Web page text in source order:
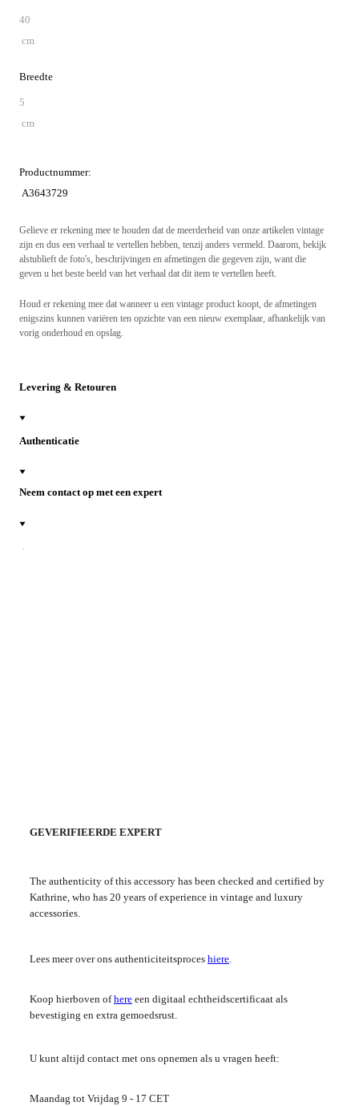
40
cm
Breedte
5
cm
Productnummer:
A3643729
Gelieve er rekening mee te houden dat de meerderheid van onze artikelen vintage
zijn en dus een verhaal te vertellen hebben, tenzij anders vermeld. Daarom, bekijk
alstublieft de foto's, beschrijvingen en afmetingen die gegeven zijn, want die
geven u het beste beeld van het verhaal dat dit item te vertellen heeft.
Houd er rekening mee dat wanneer u een vintage product koopt, de afmetingen
enigszins kunnen variëren ten opzichte van een nieuw exemplaar, afhankelijk van
vorig onderhoud en opslag.
Levering & Retouren
Authenticatie
Neem contact op met een expert
GEVERIFIEERDE EXPERT
The authenticity of this accessory has been checked and certified by
Kathrine, who has 20 years of experience in vintage and luxury
accessories.
Lees meer over ons authenticiteitsproces hiere.
Koop hierboven ofhere een digitaal echtheidscertificaat als
bevestiging en extra gemoedsrust.
U kunt altijd contact met ons opnemen als u vragen heeft:
Maandag tot Vrijdag 9 - 17 CET